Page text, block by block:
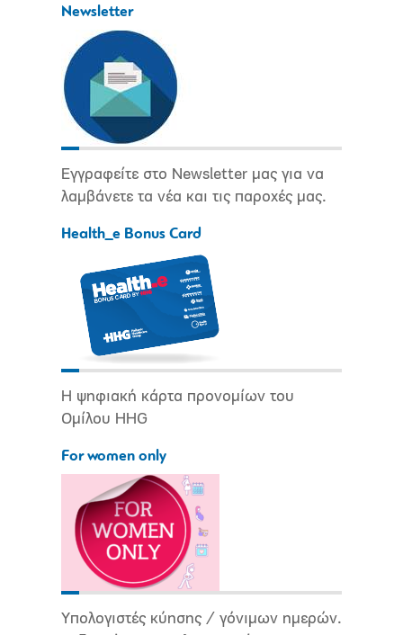
Newsletter
Εγγραφείτε στο Newsletter μας για να
λαμβάνετε τα νέα και τις παροχές μας.
Health_e Bonus Card
Η ψηφιακή κάρτα προνομίων του
Ομίλου HHG
For women only
Υπολογιστές κύησης / γόνιμων ημερών.